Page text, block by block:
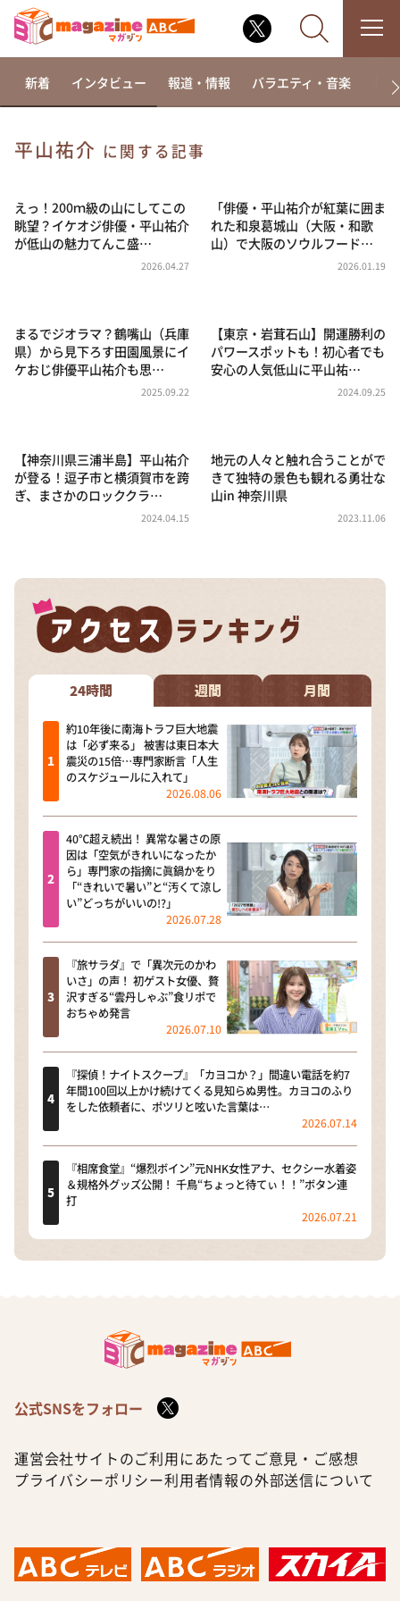
相席食堂
これ余談なんですけど・・・
～人生密着トークバラエティ！～ やすとものいたっ
news おかえり
河合＆A.B.C-Z塚田×福井アナ「なんでやねん！？」
（news おかえり）
朝だ！生です旅サラダ
教えて！ニュースライブ 正義のミカタ
ザキ山小屋本館
ぺこぱのまるスポ
アナ回覧板
新着 インタビュー 報道・情報 バラエティ・音楽 ド
平山祐介 に関する記事
えっ！200ｍ級の山にしてこの
眺望？イケオジ俳優・平山祐介
が低山の魅力てんこ盛…
2026.04.27
「俳優・平山祐介が紅葉に囲ま
れた和泉葛城山（大阪・和歌
山）で大阪のソウルフード…
2026.01.19
まるでジオラマ？鶴嘴山（兵庫
県）から見下ろす田園風景にイ
ケおじ俳優平山祐介も思…
2025.09.22
【東京・岩茸石山】開運勝利の
パワースポットも！初心者でも
安心の人気低山に平山祐…
2024.09.25
【神奈川県三浦半島】平山祐介
が登る！逗子市と横須賀市を跨
ぎ、まさかのロッククラ…
2024.04.15
地元の人々と触れ合うことがで
きて独特の景色も観れる勇壮な
山in 神奈川県
2023.11.06
24時間 週間 月間
約10年後に南海トラフ巨大地震
は「必ず来る」 被害は東日本大
震災の15倍…専門家断言「人生
のスケジュールに入れて」
2026.08.06
40℃超え続出！ 異常な暑さの原
因は「空気がきれいになったか
ら」専門家の指摘に眞鍋かをり
「“きれいで暑い”と“汚くて涼し
い”どっちがいいの!?」
2026.07.28
『旅サラダ』で「異次元のかわ
いさ」の声！ 初ゲスト女優、贅
沢すぎる“雲丹しゃぶ”食リポで
おちゃめ発言
2026.07.10
『探偵！ナイトスクープ』「カヨコか？」間違い電話を約7
年間100回以上かけ続けてくる見知らぬ男性。カヨコのふり
をした依頼者に、ポツリと呟いた言葉は…
2026.07.14
『相席食堂』“爆烈ボイン”元NHK女性アナ、セクシー水着姿
＆規格外グッズ公開！ 千鳥“ちょっと待てぃ！！”ボタン連
打
2026.07.21
公式SNSをフォロー
運営会社サイトのご利用にあたって ご意見・ご感想
プライバシーポリシー利用者情報の外部送信について